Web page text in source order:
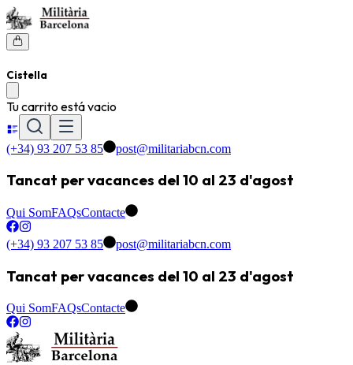
Cistella
Tu carrito está vacio
(+34) 93 207 53 85 post@militariabcn.com
Tancat per vacances del 10 al 23 d'agost
Qui SomFAQsContacte
(+34) 93 207 53 85 post@militariabcn.com
Tancat per vacances del 10 al 23 d'agost
Qui SomFAQsContacte